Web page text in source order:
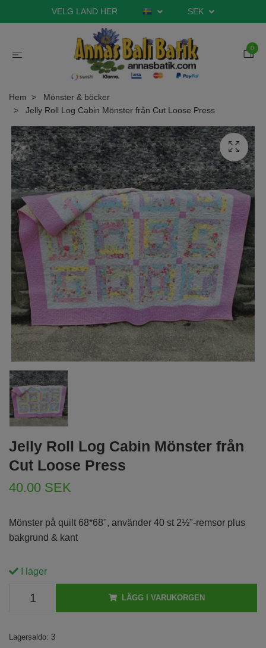
VELG LAND HER SEK
0
Hem
Mönster & böcker
Jelly Roll Log Cabin Mönster från Cut Loose Press
Jelly Roll Log Cabin Mönster från
Cut Loose Press
40.00 SEK
Mönster på quilt 68*68", använder 40 st 2½"-remsor plus
bakgrund & kant
I lager
LÄGG I VARUKORGEN
Lagersaldo: 3